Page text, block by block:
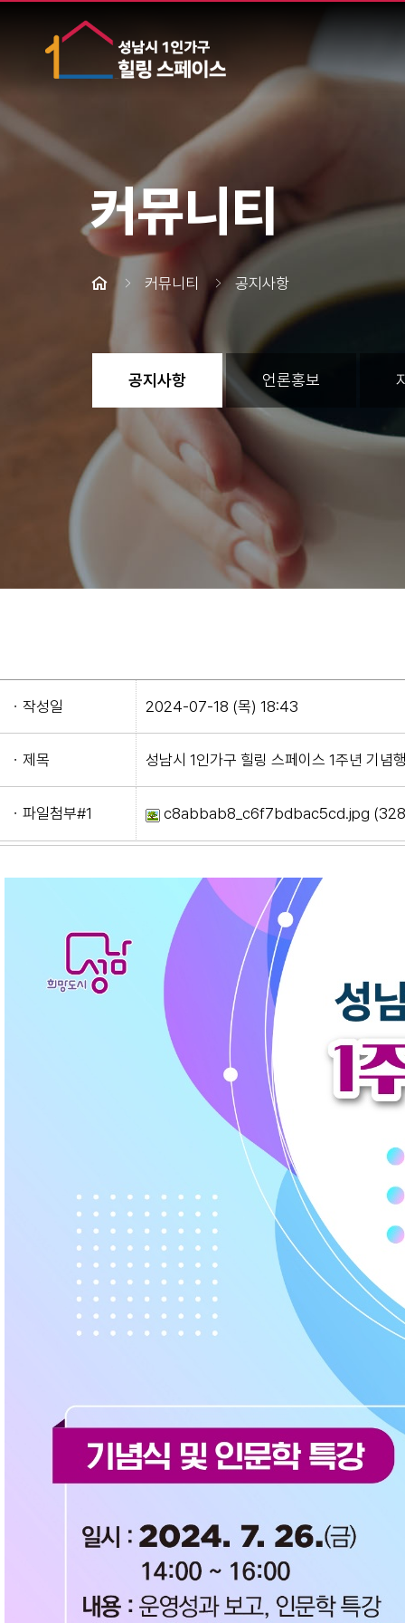
커뮤니티
커뮤니티 공지사항
공지사항 언론홍보
ㆍ작성일 2024-07-18 (목) 18:43
ㆍ제목 성남시 1인가구 힐링 스페이스 1주년 기념
ㆍ파일첨부#1 c8abbab8_c6f7bdbac5cd.jpg